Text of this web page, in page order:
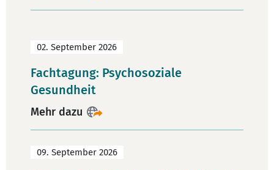
Fachtagung: Psychosoziale
Gesundheit
02. September 2026
Mehr dazu
09. September 2026